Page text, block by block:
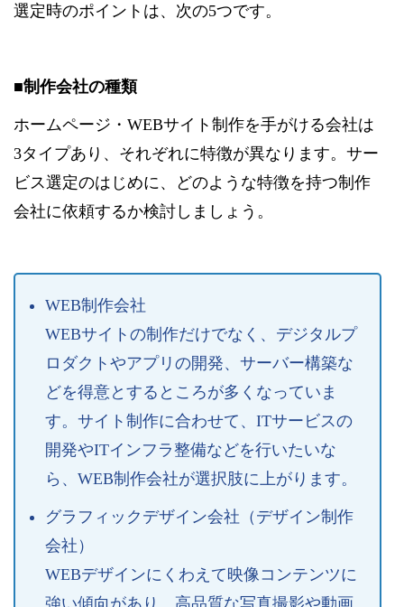
選定時のポイントは、次の5つです。
■制作会社の種類
ホームページ・WEBサイト制作を手がける会社は
3タイプあり、それぞれに特徴が異なります。サー
ビス選定のはじめに、どのような特徴を持つ制作
会社に依頼するか検討しましょう。
WEB制作会社
WEBサイトの制作だけでなく、デジタルプ
ロダクトやアプリの開発、サーバー構築な
どを得意とするところが多くなっていま
す。サイト制作に合わせて、ITサービスの
開発やITインフラ整備などを行いたいな
ら、WEB制作会社が選択肢に上がります。
グラフィックデザイン会社（デザイン制作
会社）
WEBデザインにくわえて映像コンテンツに
強い傾向があり、高品質な写真撮影や動画